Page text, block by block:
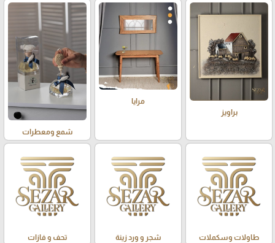
براويز
مرايا
شمع ومعطرات
طاولات وسكملات شجر و ورد زينة تحف و فازات